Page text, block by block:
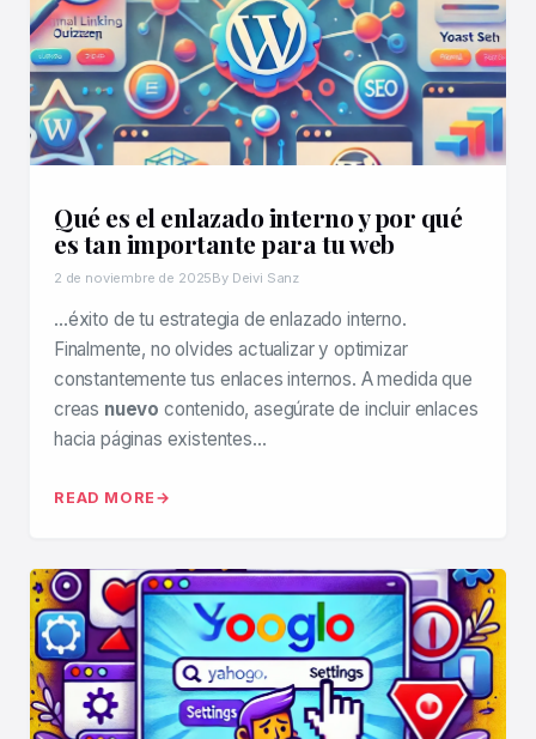
Qué es el enlazado interno y por qué
es tan importante para tu web
2 de noviembre de 2025By Deivi Sanz
…éxito de tu estrategia de enlazado interno.
Finalmente, no olvides actualizar y optimizar
constantemente tus enlaces internos. A medida que
creas nuevo contenido, asegúrate de incluir enlaces
hacia páginas existentes…
READ MORE